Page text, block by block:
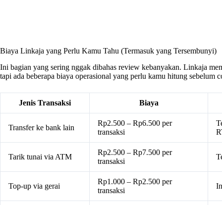
Biaya Linkaja yang Perlu Kamu Tahu (Termasuk yang Tersembunyi)
Ini bagian yang sering nggak dibahas review kebanyakan. Linkaja
tapi ada beberapa biaya operasional yang perlu kamu hitung sebelum
Jenis Transaksi Biaya
Transfer ke bank lain
Rp2.500 – Rp6.500 per
transaksi
Tarik tunai via ATM
Rp2.500 – Rp7.500 per
transaksi
Top-up via gerai
Rp1.000 – Rp2.500 per
transaksi